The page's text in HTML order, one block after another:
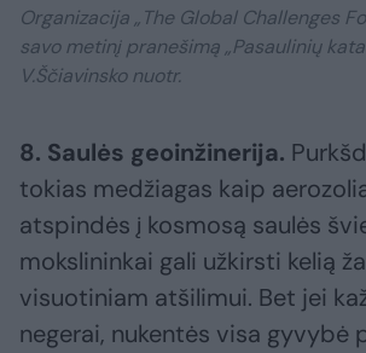
Organizacija „The Global Challenges
savo metinį pranešimą „Pasaulinių
V.Ščiavinsko nuotr.
8. Saulės geoinžinerija.
tokias medžiagas kaip
atspindės į kosmosą saulės
mokslininkai gali užkirsti kelią
visuotiniam atšilimui. Bet jei
negerai, nukentės visa gyvybė